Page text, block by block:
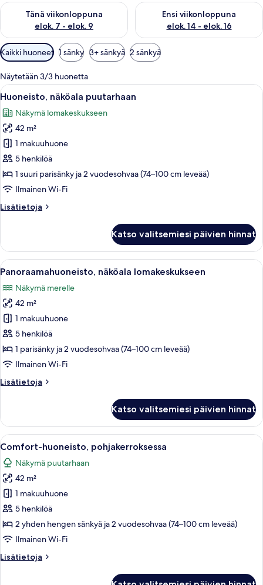
Tänä viikonloppuna
elok. 7 - elok. 9
Tarkista tämän viikonlopun saatavuus elok. 7 - elok. 9
Ensi viikonloppuna
elok. 14 - elok. 16
Tarkista ensi viikonlopun
Huoneille
saatavilla
olevia
suodattimia
Kaikki huoneet 1 sänky 3+ sänkyä 2 sänkyä
Näytetään 3/3 huonetta
Avaa
kaikki
huonetyypin
Huoneisto,
näköala
puutarhaan
kuvat
Hotellihuone, jossa on sänky,
9
Huoneisto, näköala puutarhaan
Näkymä lomakeskukseen
42 m²
1 makuuhuone
5 henkilöä
1 suuri parisänky ja 2 vuodesohvaa (74–100 cm leveää)
Ilmainen Wi-Fi
Lisätietoja
Lisätietoja
puutarhaan
Katso valitsemiesi päivien hinnat
Avaa
kaikki
huonetyypin
Panoraamahuoneisto,
näköala
lomakeskukseen
kuvat
Hotellihuone, jossa on suuri sänky,
13
Panoraamahuoneisto, näköala lomakeskukseen
Näkymä merelle
42 m²
1 makuuhuone
5 henkilöä
1 parisänky ja 2 vuodesohvaa (74–100 cm leveää)
Ilmainen Wi-Fi
Lisätietoja
Lisätietoja
lomakeskukseen
Katso valitsemiesi päivien hinnat
Avaa
kaikki
huonetyypin
Comfort-
huoneisto,
pohjakerroksessa
kuvat
Hotellihuone, jossa on sänky,
6
Comfort-huoneisto, pohjakerroksessa
Näkymä puutarhaan
42 m²
1 makuuhuone
5 henkilöä
2 yhden hengen sänkyä ja 2 vuodesohvaa (74–100 cm leveää)
Ilmainen Wi-Fi
Lisätietoja
Lisätietoja